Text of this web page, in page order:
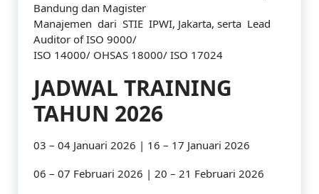
Bandung dan Magister
Manajemen dari STIE IPWI, Jakarta, serta Lead
Auditor of ISO 9000/
ISO 14000/ OHSAS 18000/ ISO 17024
JADWAL TRAINING
TAHUN 2026
03 – 04 Januari 2026 | 16 – 17 Januari 2026
06 – 07 Februari 2026 | 20 – 21 Februari 2026